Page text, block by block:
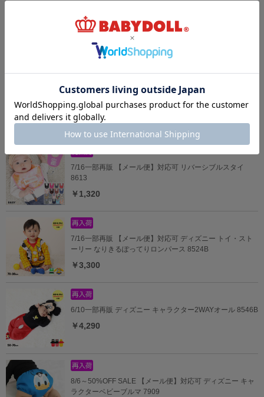
5/18一部再販 アニマル ベビー2点セット 9140B
￥5,390
4/8一部再販 ディズニー ベビーソックス 8592
￥539
7/16一部再販 【メール便】対応可 リバーシブルスタイ
8613
￥1,320
7/16一部再販 【メール便】対応可 ディズニー トイ・スト
ーリー なりきるぽってりロンパース 8524B
￥3,300
6/10一部再販 ディズニー キャラクター2WAYオール 8546B
￥4,290
8/6～50%OFF SALE 【メール便】対応可 ディズニー キャ
ラクターベビーブルマ 7909